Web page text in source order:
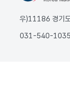
우)11186 경기
031-540-1035